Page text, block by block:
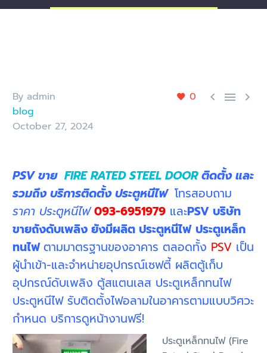
0   
By admin
blog
October 27, 2024
PSV ขาย FIRE RATED STEEL DOORติดตั้ง และ
รวมถึง บริการติดตั้ง ประตูหนีไฟ โทรสอบถาม
ราคา ประตูหนีไฟ 093-6951979 และPSV บริษัท
ขายถังดับเพลิง ยังมีผลิต ประตูหนีไฟ ประตูเหล็ก
ทนไฟตามมาตรฐานของอาคาร ตลอดทั้ง PSV เป็น
ผู้นำเข้า-และจำหน่ายอุปกรณ์เซฟตี้ ผลิตตู้เก็บ
อุปกรณ์ดับเพลิง ตู้สแตนเลส ประตูเหล็กทนไฟ
ประตูหนีไฟ รับติดตั้งไฟอลามในอาคารตามแบบวิศวะ
กำหนด บริการดูหน้างานฟรี!
ประตูเหล็กทนไฟ (Fire